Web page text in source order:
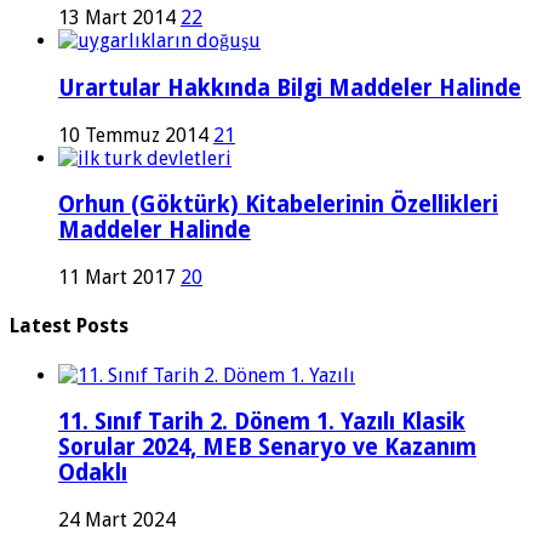
13 Mart 2014 22
Urartular Hakkında Bilgi Maddeler Halinde
10 Temmuz 2014 21
Orhun (Göktürk) Kitabelerinin Özellikleri
Maddeler Halinde
11 Mart 2017 20
Latest Posts
11. Sınıf Tarih 2. Dönem 1. Yazılı Klasik
Sorular 2024, MEB Senaryo ve Kazanım
Odaklı
24 Mart 2024